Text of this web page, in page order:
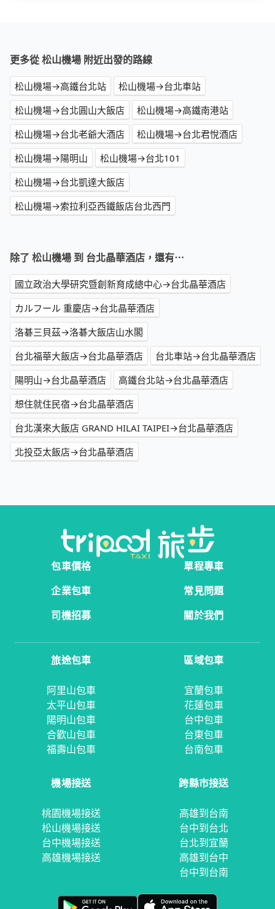
更多從 松山機場 附近出發的路線
松山機場→高鐵台北站
松山機場→台北車站
松山機場→台北圓山大飯店
松山機場→高鐵南港站
松山機場→台北老爺大酒店
松山機場→台北君悅酒店
松山機場→陽明山
松山機場→台北101
松山機場→台北凱達大飯店
松山機場→索拉利亞西鐵飯店台北西門
除了 松山機場 到 台北晶華酒店，還有⋯
國立政治大學研究暨創新育成總中心→台北晶華酒店
カルフール 重慶店→台北晶華酒店
洛碁三貝茲→洛碁大飯店山水閣
台北福華大飯店→台北晶華酒店
台北車站→台北晶華酒店
陽明山→台北晶華酒店
高鐵台北站→台北晶華酒店
想住就住民宿→台北晶華酒店
台北漢來大飯店 GRAND HILAI TAIPEI→台北晶華酒店
北投亞太飯店→台北晶華酒店
包車價格
單程專車
企業包車
常見問題
司機招募
關於我們
旅途包車
阿里山包車
太平山包車
陽明山包車
合歡山包車
福壽山包車
區域包車
宜蘭包車
花蓮包車
台中包車
台東包車
台南包車
機場接送
桃園機場接送
松山機場接送
台中機場接送
高雄機場接送
跨縣市接送
高雄到台南
台中到台北
台北到宜蘭
高雄到台中
台中到台南